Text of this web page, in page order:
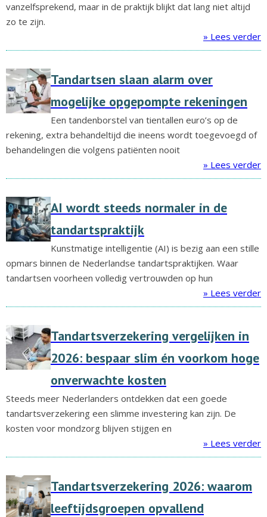
vanzelfsprekend, maar in de praktijk blijkt dat lang niet altijd
zo te zijn.
» Lees verder
Tandartsen slaan alarm over
mogelijke opgepompte rekeningen
Een tandenborstel van tientallen euro’s op de
rekening, extra behandeltijd die ineens wordt toegevoegd of
behandelingen die volgens patiënten nooit
» Lees verder
AI wordt steeds normaler in de
tandartspraktijk
Kunstmatige intelligentie (AI) is bezig aan een stille
opmars binnen de Nederlandse tandartspraktijken. Waar
tandartsen voorheen volledig vertrouwden op hun
» Lees verder
Tandartsverzekering vergelijken in
2026: bespaar slim én voorkom hoge
onverwachte kosten
Steeds meer Nederlanders ontdekken dat een goede
tandartsverzekering een slimme investering kan zijn. De
kosten voor mondzorg blijven stijgen en
» Lees verder
Tandartsverzekering 2026: waarom
leeftijdsgroepen opvallend